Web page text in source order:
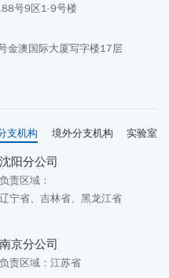
号9区1-9号楼
金澳国际大厦写字楼17层
支机构 境外分支机构 实验室
沈阳分公司
负责区域：
辽宁省、吉林省、黑龙江省
南京分公司
负责区域：江苏省